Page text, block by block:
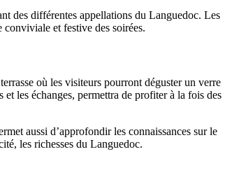
des différentes appellations du Languedoc. Les
conviviale et festive des soirées.
où les visiteurs pourront déguster un verre
les échanges, permettra de profiter à la fois des
aussi d’approfondir les connaissances sur le
les richesses du Languedoc.